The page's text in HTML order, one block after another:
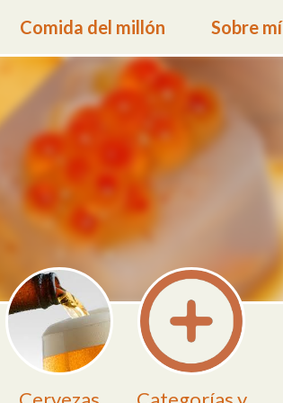
Comida del millón Sobre mí